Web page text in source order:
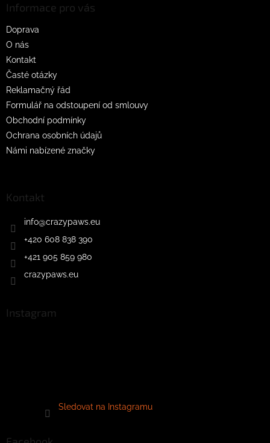
Informace pro vás
Doprava
O nás
Kontakt
Časté otázky
Reklamačný řád
Formulář na odstoupení od smlouvy
Obchodní podmínky
Ochrana osobních údajů
Námi nabízené značky
Kontakt
info@crazypaws.eu
+420 608 838 390
+421 905 859 980
crazypaws.eu
Instagram
Sledovat na Instagramu